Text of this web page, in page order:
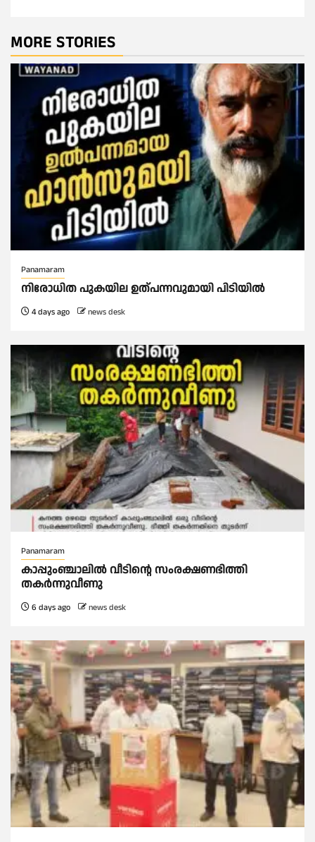
MORE STORIES
Panamaram
നിരോധിത പുകയില ഉത്പന്നവുമായി പിടിയിൽ
4 days ago news desk
Panamaram
കാപ്പുംഞ്ചാലിൽ വീടിൻ്റെ സംരക്ഷണഭിത്തി
തകർന്നുവീണു
6 days ago news desk